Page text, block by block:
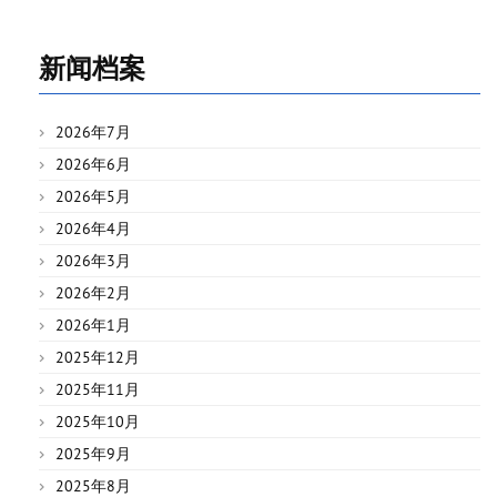
新闻档案
2026年7月
2026年6月
2026年5月
2026年4月
2026年3月
2026年2月
2026年1月
2025年12月
2025年11月
2025年10月
2025年9月
2025年8月